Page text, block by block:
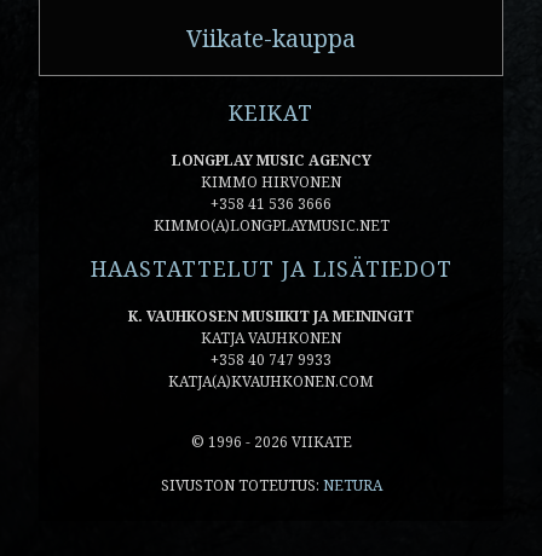
Viikate-kauppa
KEIKAT
LONGPLAY MUSIC AGENCY
KIMMO HIRVONEN
+358 41 536 3666
KIMMO(A)LONGPLAYMUSIC.NET
HAASTATTELUT JA LISÄTIEDOT
K. VAUHKOSEN MUSIIKIT JA MEININGIT
KATJA VAUHKONEN
+358 40 747 9933
KATJA(A)KVAUHKONEN.COM
© 1996 - 2026 VIIKATE
SIVUSTON TOTEUTUS: NETURA